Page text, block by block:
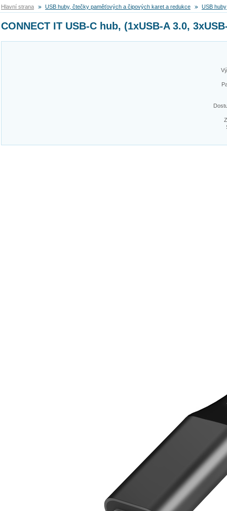
Hlavní strana USB huby, čtečky paměťových a čipových karet a redukce USB huby
CONNECT IT USB-C hub, (1xUSB-A 3.0,